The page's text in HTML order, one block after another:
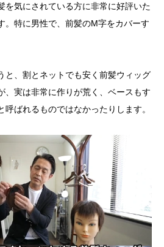
を気にされている方に非常に好評いた
。特に男性で、前髪のM字をカバーす
と、割とネットでも安く前髪ウィッグ
、実は非常に作りが荒く、ベースもす
呼ばれるものではなかったりします。